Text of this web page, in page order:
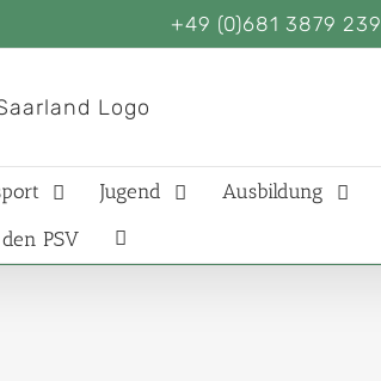
+49 (0)681 3879 239
Jugend Ausbildung
PSV